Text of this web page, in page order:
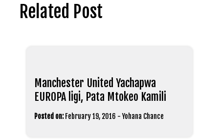
Related Post
Manchester United Yachapwa
EUROPA ligi, Pata Mtokeo Kamili
Posted on: February 19, 2016 -Yohana Chance